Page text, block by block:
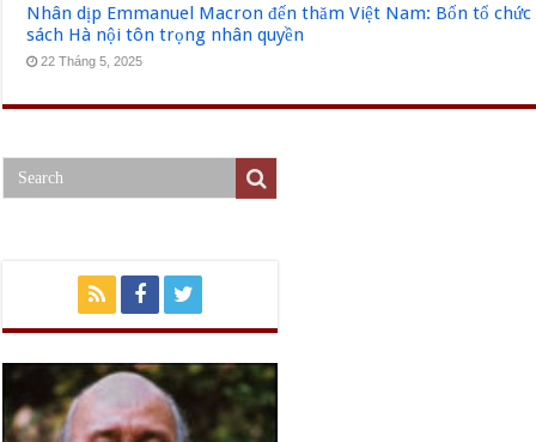
Nhân dịp Emmanuel Macron đến thăm Việt Nam: Bốn tổ
sách Hà nội tôn trọng nhân quyền
22 Tháng 5, 2025